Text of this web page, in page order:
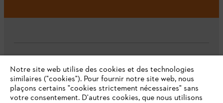
L'Entreprise
Notre site web utilise des cookies et des technologies
similaires ("cookies"). Pour fournir notre site web, nous
plaçons certains "cookies strictement nécessaires" sans
votre consentement. D'autres cookies, que nous utilisons